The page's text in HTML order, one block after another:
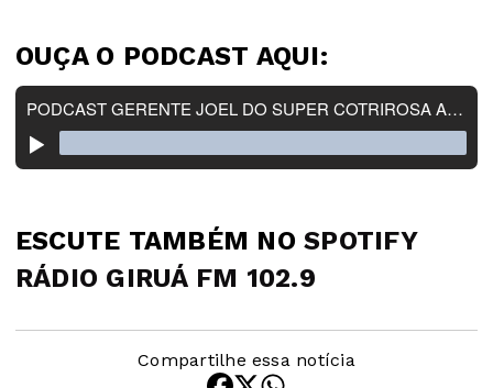
OUÇA O PODCAST AQUI:
ESCUTE TAMBÉM NOSPOTIFY
RÁDIO GIRUÁ FM 102.9
Compartilhe essa notícia